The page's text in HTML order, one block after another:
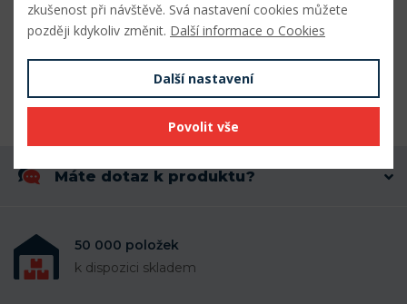
Vnitřní průměr (mm)
Vnější průměr (mm) 20
Máte dotaz k produktu?
50 000 položek
k dispozici skladem
zkušenost při návštěvě. Svá nastavení cookies můžete
později kdykoliv změnit. Další informace o Cookies
Další nastavení
Povolit vše